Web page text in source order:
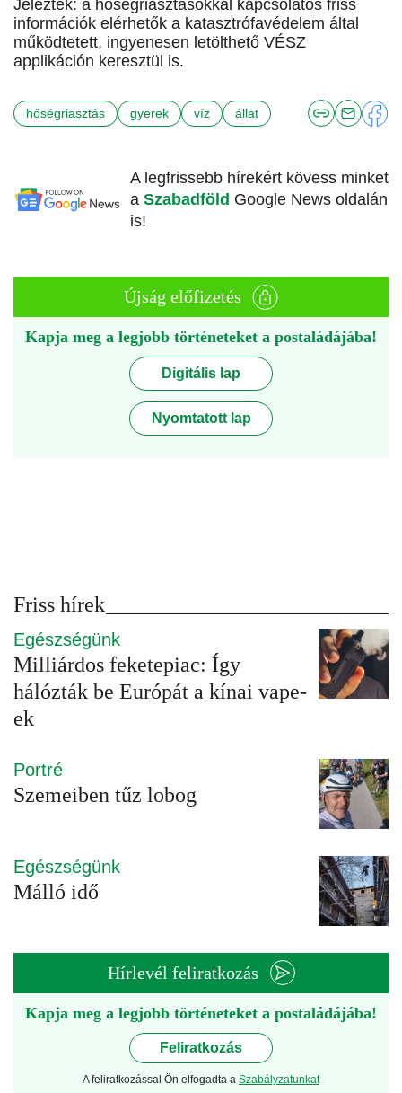
Jelezték: a hőségriasztásokkal kapcsolatos friss
információk elérhetők a katasztrófavédelem által
működtetett, ingyenesen letölthető VÉSZ
applikáción keresztül is.
hőségriasztás gyerek víz állat
A legfrissebb hírekért kövess minket
a Szabadföld Google News oldalán
is!
Újság előfizetés
Kapja meg a legjobb történeteket a postaládájába!
Digitális lap
Nyomtatott lap
Friss hírek
Egészségünk
Milliárdos feketepiac: Így
hálózták be Európát a kínai vape-
ek
Portré
Szemeiben tűz lobog
Egészségünk
Málló idő
Hírlevél feliratkozás
Kapja meg a legjobb történeteket a postaládájába!
Feliratkozás
A feliratkozással Ön elfogadta a Szabályzatunkat